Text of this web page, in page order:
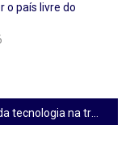
o país livre do
O uso da tecnologia na transformação dos negócios